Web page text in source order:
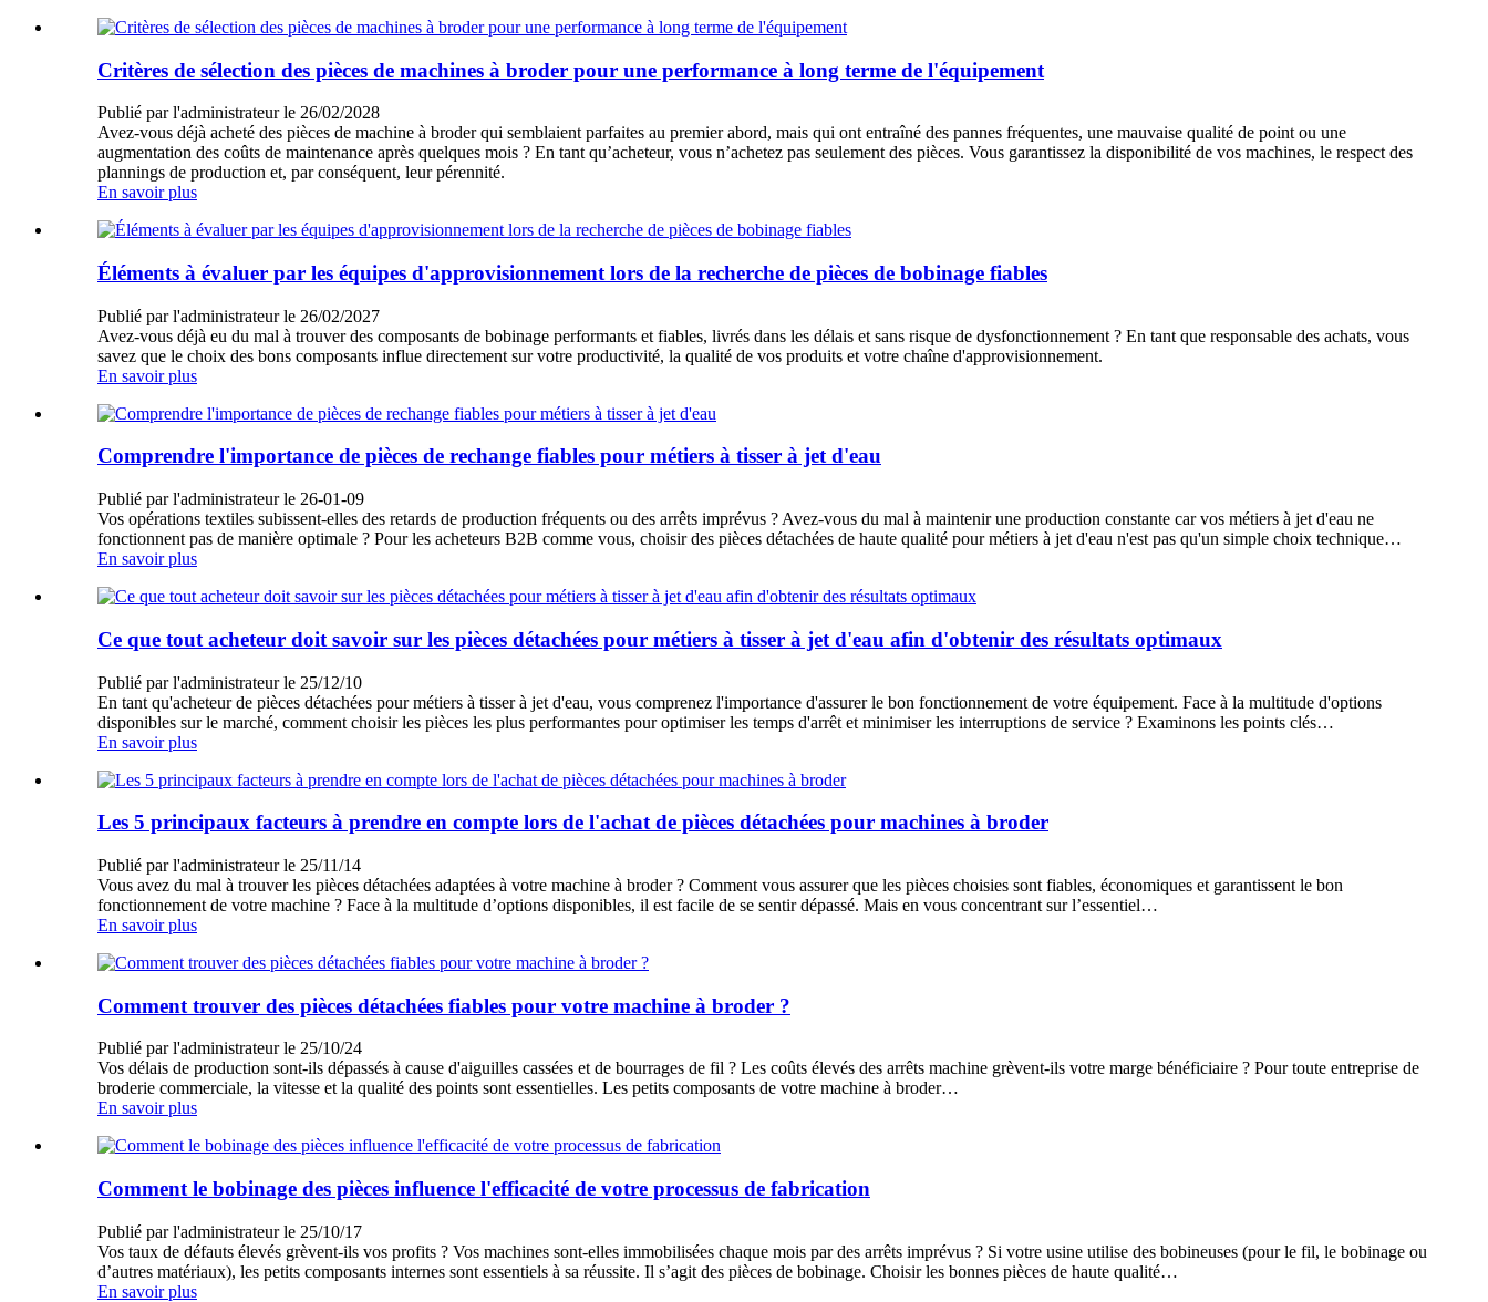
Critères de sélection des pièces de machines à broder pour une performance à long terme de l'équipement
Publié par l'administrateur le 26/02/2028
Avez-vous déjà acheté des pièces de machine à broder qui semblaient parfaites au premier abord, mais qui ont entraîné des pannes fréquentes, une mauvaise qualité de point ou une
augmentation des coûts de maintenance après quelques mois ? En tant qu’acheteur, vous n’achetez pas seulement des pièces. Vous garantissez la disponibilité de vos machines, le respect des
plannings de production et, par conséquent, leur pérennité.
En savoir plus
Éléments à évaluer par les équipes d'approvisionnement lors de la recherche de pièces de bobinage fiables
Publié par l'administrateur le 26/02/2027
Avez-vous déjà eu du mal à trouver des composants de bobinage performants et fiables, livrés dans les délais et sans risque de dysfonctionnement ? En tant que responsable des achats, vous
savez que le choix des bons composants influe directement sur votre productivité, la qualité de vos produits et votre chaîne d'approvisionnement.
En savoir plus
Comprendre l'importance de pièces de rechange fiables pour métiers à tisser à jet d'eau
Publié par l'administrateur le 26-01-09
Vos opérations textiles subissent-elles des retards de production fréquents ou des arrêts imprévus ? Avez-vous du mal à maintenir une production constante car vos métiers à jet d'eau ne
fonctionnent pas de manière optimale ? Pour les acheteurs B2B comme vous, choisir des pièces détachées de haute qualité pour métiers à jet d'eau n'est pas qu'un simple choix technique…
En savoir plus
Ce que tout acheteur doit savoir sur les pièces détachées pour métiers à tisser à jet d'eau afin d'obtenir des résultats optimaux
Publié par l'administrateur le 25/12/10
En tant qu'acheteur de pièces détachées pour métiers à tisser à jet d'eau, vous comprenez l'importance d'assurer le bon fonctionnement de votre équipement. Face à la multitude d'options
disponibles sur le marché, comment choisir les pièces les plus performantes pour optimiser les temps d'arrêt et minimiser les interruptions de service ? Examinons les points clés…
En savoir plus
Les 5 principaux facteurs à prendre en compte lors de l'achat de pièces détachées pour machines à broder
Publié par l'administrateur le 25/11/14
Vous avez du mal à trouver les pièces détachées adaptées à votre machine à broder ? Comment vous assurer que les pièces choisies sont fiables, économiques et garantissent le bon
fonctionnement de votre machine ? Face à la multitude d’options disponibles, il est facile de se sentir dépassé. Mais en vous concentrant sur l’essentiel…
En savoir plus
Comment trouver des pièces détachées fiables pour votre machine à broder ?
Publié par l'administrateur le 25/10/24
Vos délais de production sont-ils dépassés à cause d'aiguilles cassées et de bourrages de fil ? Les coûts élevés des arrêts machine grèvent-ils votre marge bénéficiaire ? Pour toute entreprise de
broderie commerciale, la vitesse et la qualité des points sont essentielles. Les petits composants de votre machine à broder…
En savoir plus
Comment le bobinage des pièces influence l'efficacité de votre processus de fabrication
Publié par l'administrateur le 25/10/17
Vos taux de défauts élevés grèvent-ils vos profits ? Vos machines sont-elles immobilisées chaque mois par des arrêts imprévus ? Si votre usine utilise des bobineuses (pour le fil, le bobinage ou
d’autres matériaux), les petits composants internes sont essentiels à sa réussite. Il s’agit des pièces de bobinage. Choisir les bonnes pièces de haute qualité…
En savoir plus